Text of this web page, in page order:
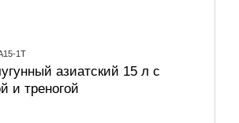
1T
азиатский 15 л с
и треногой